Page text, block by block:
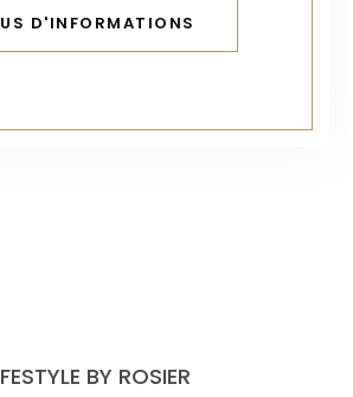
D'INFORMATIONS
BY ROSIER